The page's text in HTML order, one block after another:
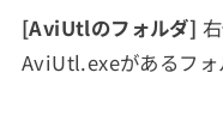
[AviUtlのフォルダ]
AviUtl.exeがあるフォ